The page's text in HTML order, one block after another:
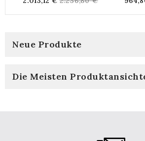
price
Neue Produkte
Die Meisten